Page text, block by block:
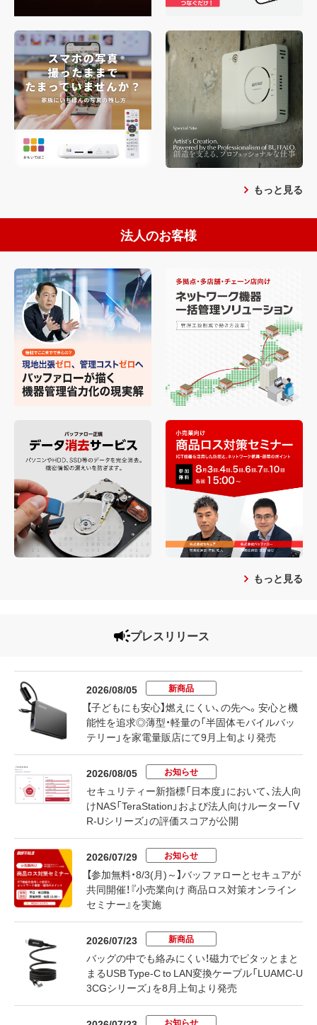
もっと見る
法人のお客様
もっと見る
プレスリリース
2026/08/05 新商品
【子どもにも安心】燃えにくい、の先へ。安心と機
能性を追求◎薄型・軽量の「半固体モバイルバッ
テリー」を家電量販店にて9月上旬より発売
2026/08/05 お知らせ
セキュリティー新指標「日本度」において、法人向
けNAS「TeraStation」および法人向けルーター「V
R-Uシリーズ」の評価スコアが公開
2026/07/29 お知らせ
【参加無料・8/3(月)～】バッファローとセキュアが
共同開催！『小売業向け 商品ロス対策オンライン
セミナー』を実施
2026/07/23 新商品
バッグの中でも絡みにくい！磁力でピタッとまと
まるUSB Type-C to LAN変換ケーブル「LUAMC-U
3CGシリーズ」を8月上旬より発売
お知らせ